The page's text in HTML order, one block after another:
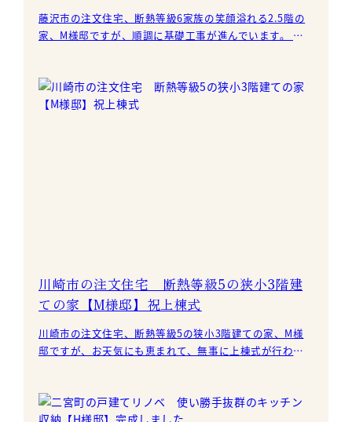
藤沢市の注文住宅、断熱等級6家族の笑顔溢れる2.5階の
家、M様邸ですが、順調に基礎工事が進んでいます。 耐
川崎市の注文住宅 断熱等級5の狭小3階建
ての家【M様邸】祝上棟式
川崎市の注文住宅、断熱等級5の狭小3階建ての家、M様
邸ですが、お天気にも恵まれて、無事に上棟式が行われ